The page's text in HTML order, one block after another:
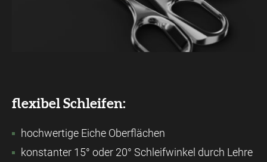
flexibel Schleifen:
hochwertige Eiche Oberflächen
konstanter 15° oder 20° Schleifwinkel durch Lehre